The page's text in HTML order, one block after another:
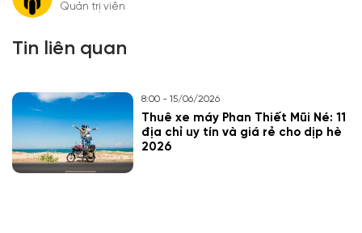
Quản trị viên
Tin liên quan
8:00 - 15/06/2026
Thuê xe máy Phan Thiết Mũi Né: 11
địa chỉ uy tín và giá rẻ cho dịp hè
2026